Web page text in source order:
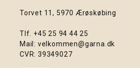
Torvet 11, 5970 Ærøskøbing
Tlf. +45 25 94 44 25
Mail: velkommen@garna.dk
CVR: 39349027